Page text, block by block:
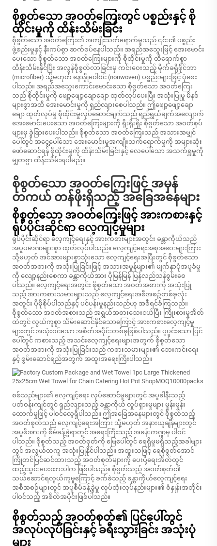
စိုစွတ်သော အဝတ်ကြေးတွင် ပစ္စည်းနှင့် စို
ထိုင်းမှုကို ထိန်းသိမ်းခြင်း
စိုစွတ်သော အဝတ်ကြေး၏ အကျိုးသက်ရောက်မှုသည် ၎င်း၏ ပစ္စည်း
ဖွဲ့စည်းမှုနှင့် နီးကပ်စွာ ဆက်စပ်နေပါသည်။ အရည်အသွေးမြင့် အေးမောင်း
ပေးသော စိုစွတ်သော အဝတ်ကြေးများကို စိုထိုင်းမှုကို ထိရောက်စွာ
ထိန်းသိမ်းနိုင်ပြီး အလွန်စိုစွတ်လာခြင်းမှ ကင်းဝေးသည့် မိုက်ခရိုဖိုင်ဘာ
(microfiber) သို့မဟုတ် နောနွိုဝေါဗင် (nonwoven) ပစ္စည်းများဖြင့် ပုံစေး
ပါသည်။ အရည်အသွေးကောင်းမောင်းသော စိုစွတ်သော အဝတ်ကြေး
သည် စိုထိုင်းမှုကို ဖျော့ဖျော့ချောချော ထုတ်လုပ်ပေးပြီး အသုံးပြုမှု မိနစ်
များစွာအထိ အေးမောင်းမှုကို ရှည်လျားစေပါသည်။ ဤဖျော့ဖျော့ချော
ချော ထုတ်လုပ်မှု စိုထိုင်းမှုလုပ်ဆောင်ချက်သည် ရည်ရွယ်ချက်အလျောက်
အေးမောင်းပေးသော အဝတ်ကြေးများကို ရိုးရိုးရိုး စိုစွတ်သော အဝတ်စုပ်
များမှ ခွဲခြားပေးပါသည်။ စိုစွတ်သော အဝတ်ကြေးသည် အသားအမျှင်
ပေါ်တွင် အငွေ့ပေါ်သော အေးမောင်းမှုအကျိုးသက်ရောက်မှုကို အများဆုံး
ဖော်ဆောင်ရန် စိုထိုင်းမှုကို ထိန်းသိမ်းခြင်းနှင့် လေပေါ်သော အသက်ရှူမှုကို
မျှတစွာ ထိန်းသိမ်းရပါမည်။
စိုစွတ်သော အဝတ်ကြေးဖြင့် အမှန်
တကယ် တန်ဖိုးရှိသည့် အခြေအနေများ
စိုစွတ်သော အဝတ်ကြေးဖြင့် အားကစားနှင့်
ရုပ်ပိုင်းဆိုင်ရာ လေ့ကျင့်မှုများ
ရုပ်ပိုင်းဆိုင်ရာ လေ့ကျင့်ရေးနှင့် အားကစားများအတွင်း ခန္တာကိုယ်သည်
အပူပမာဏများစွာ ထုတ်လုပ်ပါသည်။ လေ့ကျင့်ရေးအစုအဝေးများကြား
သို့မဟုတ် အင်အားများစွာသုံးသော လေ့ကျင့်ရေးအပြီးတွင် စိုစွတ်သော
အဝတ်အစားကို အသုံးပြုခြင်းဖြင့် အသားအမှုန်များ၏ မျက်နှာပုံအပူခံမှု
ကို လျော့နည်းစေကာ ခန္တာကိုယ်အား ပိုမြန်မြန် ပြန်လည်သန်စွမ်းစေ
ပါသည်။ လေ့ကျင့်ရေးအတွင်း စိုစွတ်သော အဝတ်အစားကို အသုံးပြု
သည့် အားကစားသမားများသည် လေ့ကျင့်ရေးအစီအစဥ်တစ်ခုလုံး
အတွင်း ပိုမိုစိုပ်ပါသည်နှင့် ပင်ပန်းမှုနည်းသည်ဟု အစီရင်ခံကြသည်။
စိုစွတ်သော အဝတ်အစားသည် အရွယ်အစားသေးငယ်ပြီး ကြိုးစားမှုအိတ်
ထဲတွင် လွယ်ကူစွာ သိမ်းဆောင်နိုင်သောကြောင့် အားကစားလေ့ကျင့်မှု
များတွင် အသုံးဝင်သော အစိတ်အပိုင်းတစ်ခုဖြစ်ပါသည်။ ပူပွင်းသော ပြင်
ပေါ်တွင် ကစားသည့် အသင်းလေ့ကျင့်ရေးများအတွက် စိုစွတ်သော
အဝတ်အစားကို အသုံးပြုခြင်းသည် ကစားသမားများ၏ ဘေးကင်းရေး
နှင့် စွမ်းဆောင်ရည်အတွက် အထူးအရေးကြီးပါသည်။
စစ်သည်များ၏ လေ့ကျင့်ရေး လုပ်ဆောင်မှုများတွင် အပူခါနီးသည့်
ပတ်ဝန်းကျင်တွင် ရှည်လျားသည့် ခန္တာကိုယ် လှုပ်ရှားမှုများ မှုန်းမှုန်း
ထောက်မှုဖြင့် ပါဝင်လေ့ရှိပါသည်။ ဤအခြေအနေများတွင် စိုစွတ်သည့်
အဝတ်စုတ်သည် လေ့ကျင့်ရေးအကြား သို့မဟုတ် အနားယူချိန်များတွင်
အပူဖိအားကို စီမံခန့်ခွဲရာတွင် အရေးကြီးသည့် အခန်းကဏ္ဍမှ ပါဝင်
ပါသည်။ စိုစွတ်သည့် အဝတ်စုတ်ကို မြေပေါ်တွင် ရေရှိမှုမရှိသည့်အခါများ
တွင် အလွယ်တကူ အသုံးပြုနိုင်ပါသည်။ အထူးသဖြင့် ရေစိုစွတ်အောင်
ကြိုတင်ပြင်ဆင်ထားသည့် အဝတ်စုတ်များကို ပေးပို့ရေးအိတ်တွင်
ထည့်သွင်းပေးထားပါက ဖြစ်ပါသည်။ စိုစွတ်သည့် အဝတ်စုတ်၏
သယ်ဆောင်ရလွယ်ကူမှုကြောင့် ခက်ခဲသည့် ခန္တာကိုယ်လေ့ကျင့်ရေး
အစီအစဉ်များတွင် အပူစီမံခန့်ခွဲမှု လုပ်ထုံးလုပ်နည်းများ၏ စံနှုန်းအတိုင်း
ပါဝင်သည့် အစိတ်အပိုင်းဖြစ်ပါသည်။
စိုစွတ်သည့် အဝတ်စုတ်၏ ပြင်ပေါ်တွင်
အလုပ်လုပ်ခြင်းနှင့် ခရီးသွားခြင်း အသုံးပုံ
များ